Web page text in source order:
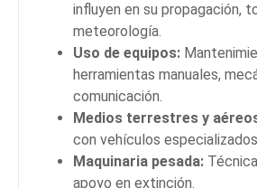
influyen en su propagación,
meteorología.
Uso de equipos:
herramientas manuales,
comunicación.
Medios terrestres y
con vehículos
Maquinaria pesada:
apoyo en extinción.